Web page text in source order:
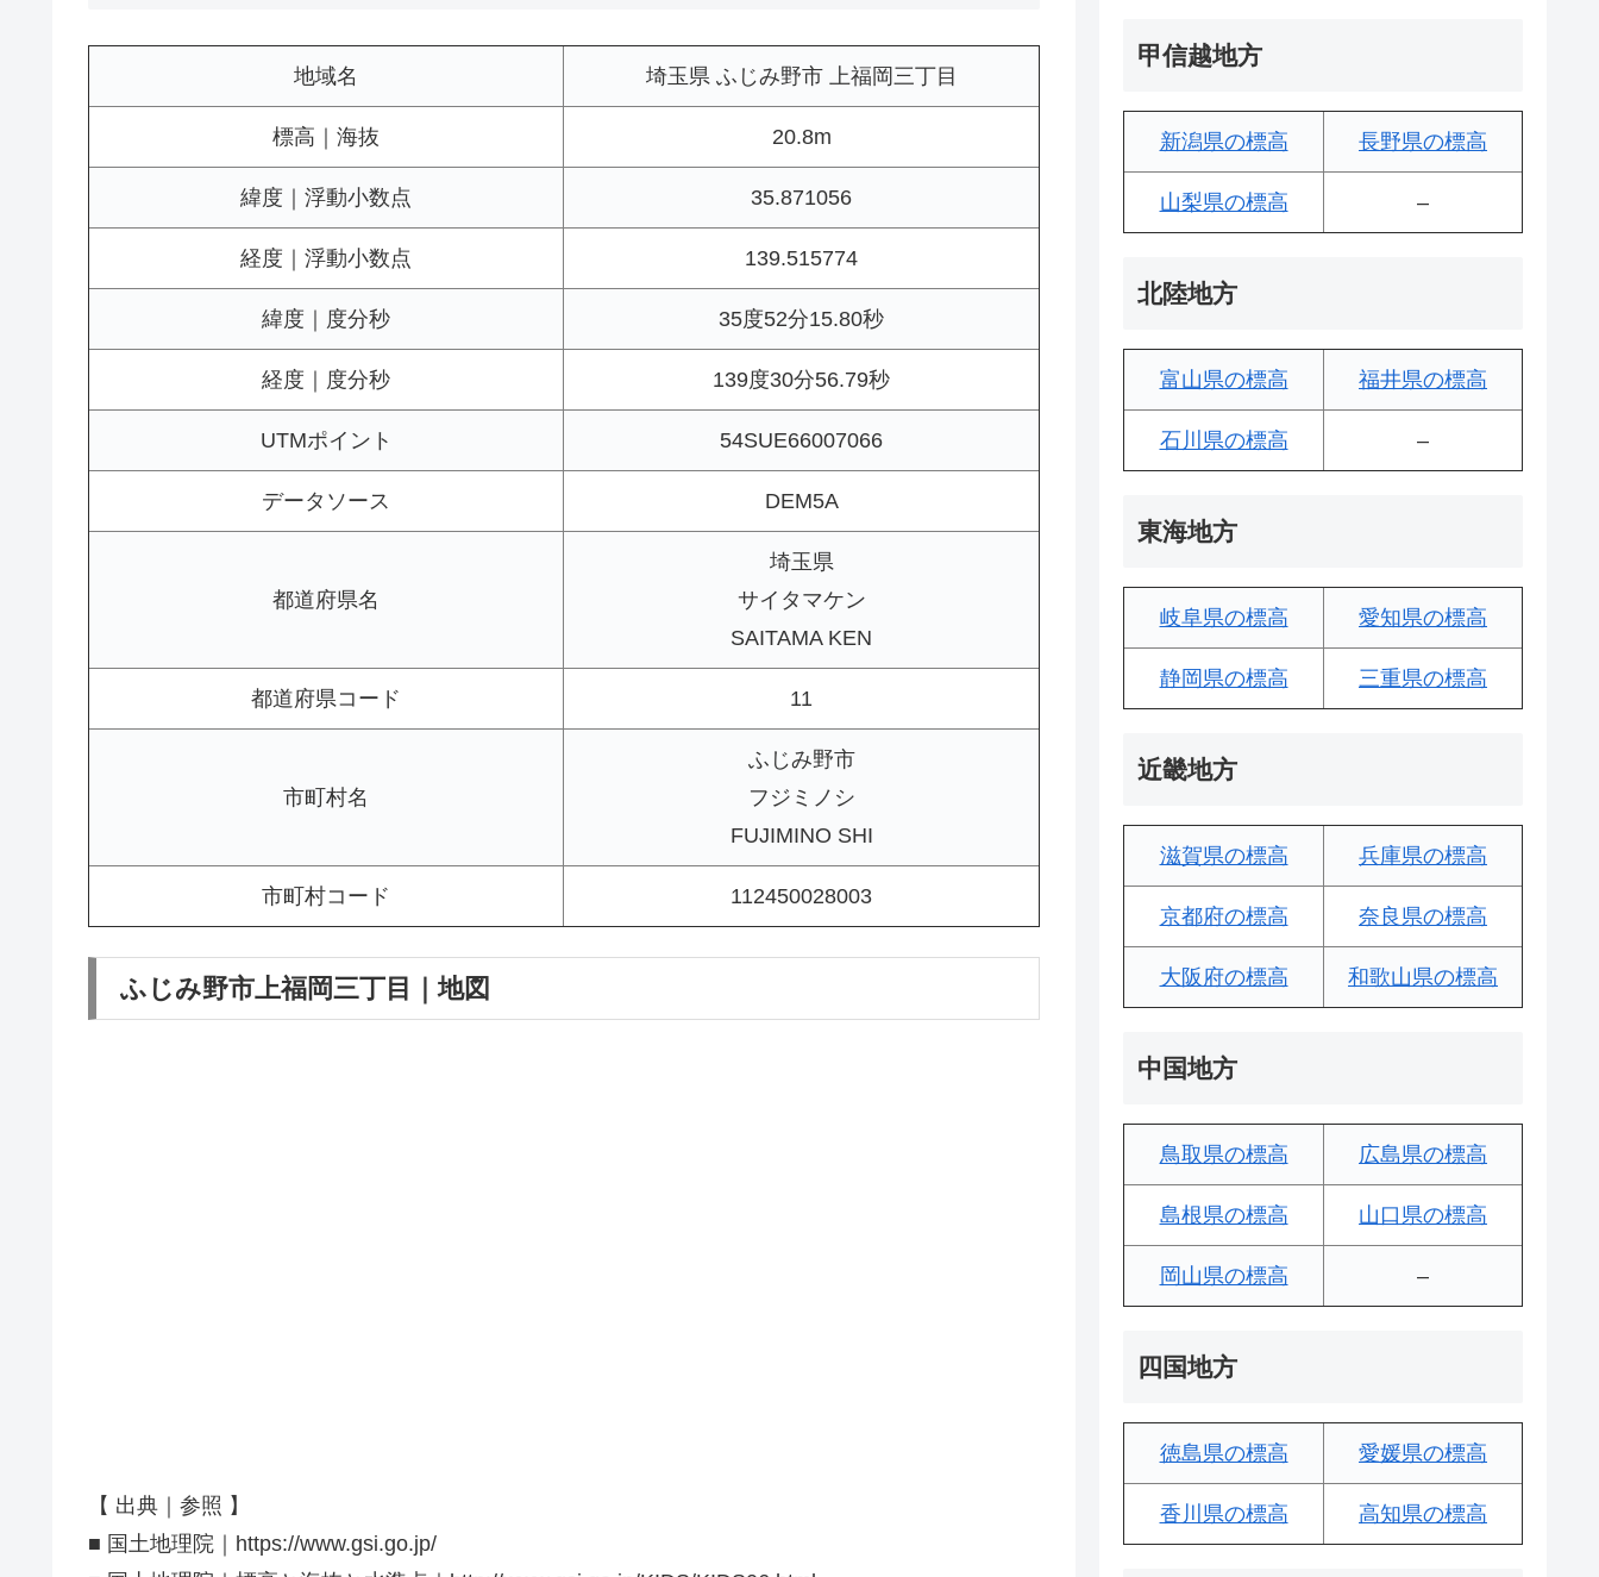
地域名 埼玉県 ふじみ野市 上福岡三丁目
標高｜海抜 20.8m
緯度｜浮動小数点 35.871056
経度｜浮動小数点 139.515774
緯度｜度分秒 35度52分15.80秒
経度｜度分秒 139度30分56.79秒
UTMポイント 54SUE66007066
データソース DEM5A
都道府県名
埼玉県
サイタマケン
SAITAMA KEN
都道府県コード 11
市町村名
ふじみ野市
フジミノシ
FUJIMINO SHI
市町村コード 112450028003
ふじみ野市上福岡三丁目｜地図
【 出典｜参照 】
■ 国土地理院｜https://www.gsi.go.jp/
甲信越地方
新潟県の標高 長野県の標高
山梨県の標高 –
北陸地方
富山県の標高 福井県の標高
石川県の標高 –
東海地方
岐阜県の標高 愛知県の標高
静岡県の標高 三重県の標高
近畿地方
滋賀県の標高 兵庫県の標高
京都府の標高 奈良県の標高
大阪府の標高 和歌山県の標高
中国地方
鳥取県の標高 広島県の標高
島根県の標高 山口県の標高
岡山県の標高 –
四国地方
徳島県の標高 愛媛県の標高
香川県の標高 高知県の標高